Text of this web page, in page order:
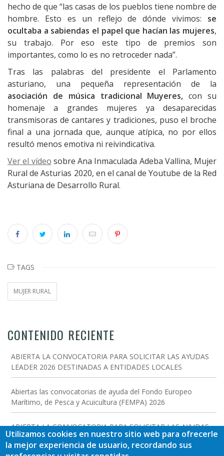
hecho de que “las casas de los pueblos tiene nombre de
hombre. Esto es un reflejo de dónde vivimos: se
ocultaba a sabiendas el papel que hacían las mujeres,
su trabajo. Por eso este tipo de premios son
importantes, como lo es no retroceder nada”.
Tras las palabras del presidente el Parlamento
asturiano, una pequeña representación de la
asociación de música tradicional Muyeres, con su
homenaje a grandes mujeres ya desaparecidas
transmisoras de cantares y tradiciones, puso el broche
final a una jornada que, aunque atípica, no por ellos
resultó menos emotiva ni reivindicativa.
Ver el vídeo sobre Ana Inmaculada Adeba Vallina, Mujer
Rural de Asturias 2020, en el canal de Youtube de la Red
Asturiana de Desarrollo Rural.
TAGS
MUJER RURAL
CONTENIDO RECIENTE
ABIERTA LA CONVOCATORIA PARA SOLICITAR LAS AYUDAS
LEADER 2026 DESTINADAS A ENTIDADES LOCALES
Abiertas las convocatorias de ayuda del Fondo Europeo
Marítimo, de Pesca y Acuicultura (FEMPA) 2026
ABIERTA LA CONVOCATORIA PARA SOLICITAR LAS AYUDAS
LEADER 2026 DESTINADAS A INVERSIONES EMPRESARIALES
Utilizamos cookies en nuestro sitio web para ofrecerle
la mejor experiencia de usuario, recordando sus